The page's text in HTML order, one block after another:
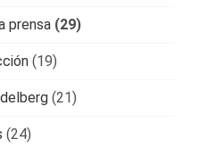
prensa (29)
(19)
(21)
(24)